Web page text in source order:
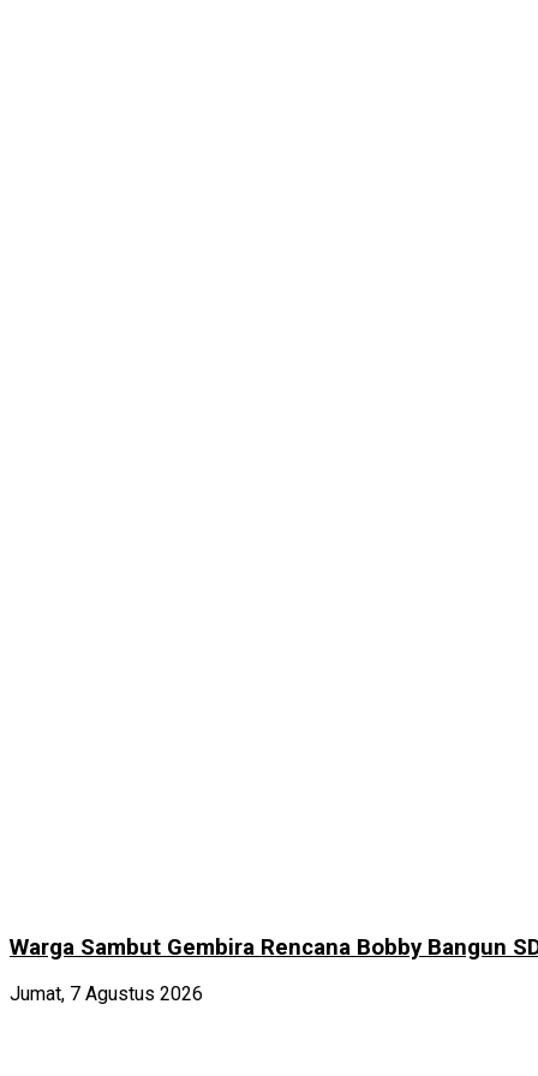
Warga Sambut Gembira Rencana Bobby Bangun
Jumat, 7 Agustus 2026